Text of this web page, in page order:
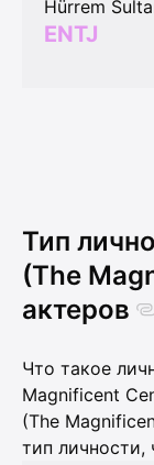
ENTJ
Тип
(The
актеров
Что такое
Magnificent
(The
тип личности,